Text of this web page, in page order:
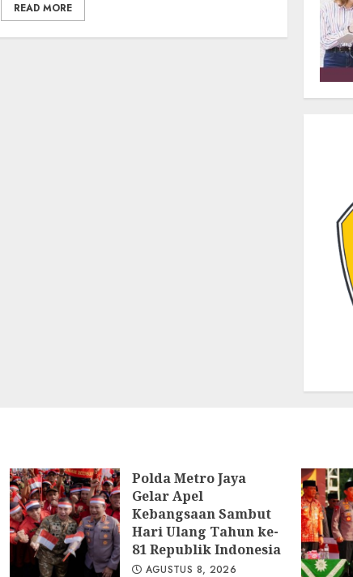
READ MORE
Polda Metro Jaya
Gelar Apel
Kebangsaan Sambut
Hari Ulang Tahun ke-
81 Republik Indonesia
AGUSTUS 8, 2026